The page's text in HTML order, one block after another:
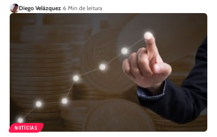
Diego Velázquez 6 Min de leitura
NOTÍCIAS